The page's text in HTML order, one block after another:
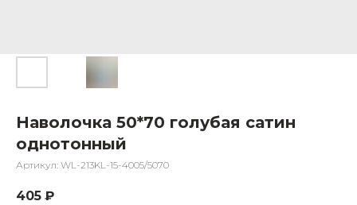
Наволочка 50*70 голубая сатин
однотонный
Артикул: WL-213KL-15-4005/5070
405 ₽